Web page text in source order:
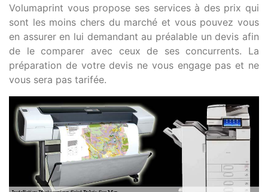
Volumaprint vous propose ses services à des prix qui
sont les moins chers du marché et vous pouvez vous
en assurer en lui demandant au préalable un devis afin
de le comparer avec ceux de ses concurrents. La
préparation de votre devis ne vous engage pas et ne
vous sera pas tarifée.